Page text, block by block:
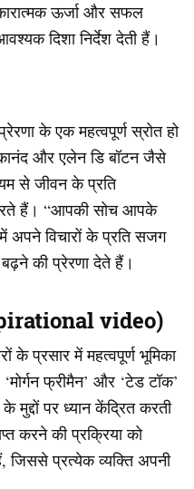
ऊर्जा और सफल
दिशा निर्देश देती हैं।
के एक महत्वपूर्ण स्रोत हो
और एलेन डि बॉटन जैसे
से जीवन के प्रति
हैं। “आपकी सोच आपके
अपने विचारों के प्रति सजग
की प्रेरणा देते हैं।
video)
के प्रसार में महत्वपूर्ण भूमिका
फ्रीमैन’ और ‘टेड टॉक’
पर ध्यान केंद्रित करती
करने की प्रक्रिया को
प्रत्येक व्यक्ति अपनी